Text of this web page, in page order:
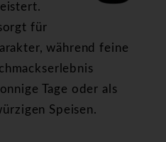
für
während feine
Tage oder als
Speisen.